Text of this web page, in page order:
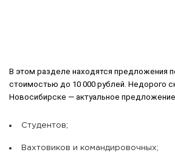
В этом разделе находятся предложения
стоимостью до 10 000 рублей. Недорого
Новосибирске — актуальное
Студентов;
Вахтовиков и командировочных;